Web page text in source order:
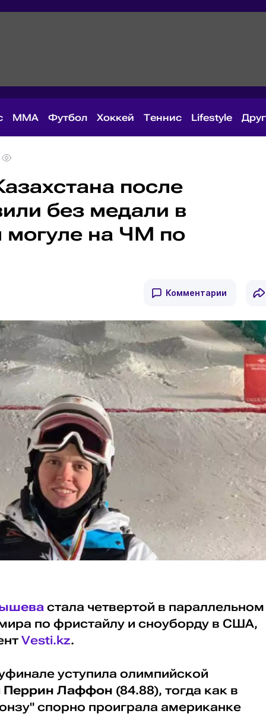
MMA Футбол Хоккей Теннис Lifestyle
после
без медали в
могуле на ЧМ по
Комментарии
стала четвертой в параллельном
по фристайлу и сноуборду в США,
Vesti.kz.
уступила олимпийской
Перрин Лаффон (84.88), тогда как в
спорно проиграла американке